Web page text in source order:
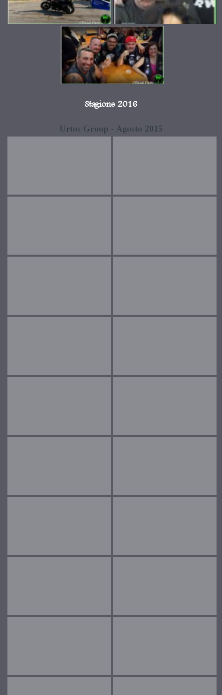
Stagione 2016
Urtos Group - Agosto 2015